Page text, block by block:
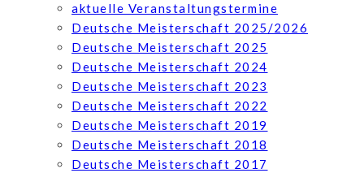
aktuelle Veranstaltungstermine
Deutsche Meisterschaft 2025/2026
Deutsche Meisterschaft 2025
Deutsche Meisterschaft 2024
Deutsche Meisterschaft 2023
Deutsche Meisterschaft 2022
Deutsche Meisterschaft 2019
Deutsche Meisterschaft 2018
Deutsche Meisterschaft 2017